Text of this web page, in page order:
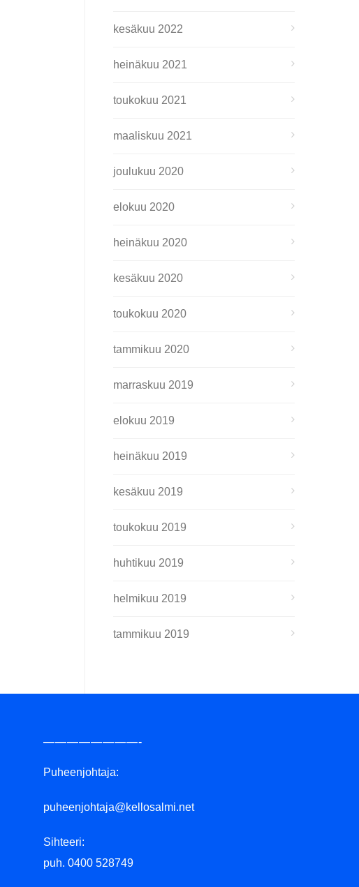
kesäkuu 2022
heinäkuu 2021
toukokuu 2021
maaliskuu 2021
joulukuu 2020
elokuu 2020
heinäkuu 2020
kesäkuu 2020
toukokuu 2020
tammikuu 2020
marraskuu 2019
elokuu 2019
heinäkuu 2019
kesäkuu 2019
toukokuu 2019
huhtikuu 2019
helmikuu 2019
tammikuu 2019
————————-
Puheenjohtaja:
puheenjohtaja@kellosalmi.net
Sihteeri:
puh. 0400 528749